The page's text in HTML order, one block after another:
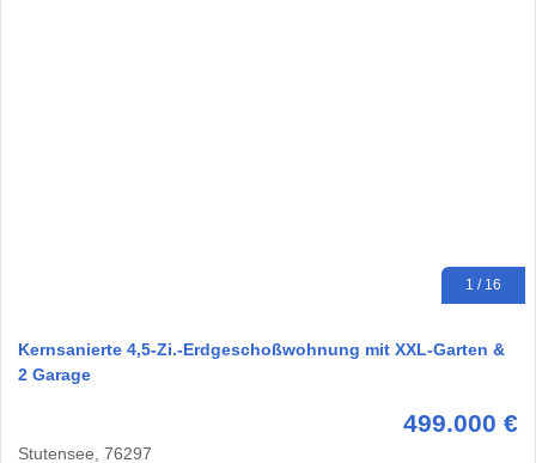
1 / 16
Kernsanierte 4,5-Zi.-Erdgeschoßwohnung mit XXL-Garten &
2 Garage
499.000 €
Stutensee, 76297